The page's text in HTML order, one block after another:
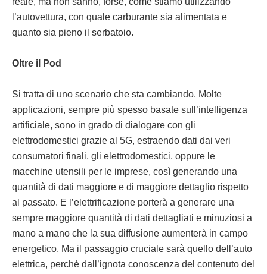
l’autovettura, con quale carburante sia alimentata e
quanto sia pieno il serbatoio.
Oltre il Pod
Si tratta di uno scenario che sta cambiando. Molte
applicazioni, sempre più spesso basate sull’intelligenza
artificiale, sono in grado di dialogare con gli
elettrodomestici grazie al 5G, estraendo dati dai veri
consumatori finali, gli elettrodomestici, oppure le
macchine utensili per le imprese, così generando una
quantità di dati maggiore e di maggiore dettaglio rispetto
al passato. E l’elettrificazione porterà a generare una
sempre maggiore quantità di dati dettagliati e minuziosi a
mano a mano che la sua diffusione aumenterà in campo
energetico. Ma il passaggio cruciale sarà quello dell’auto
elettrica, perché dall’ignota conoscenza del contenuto del